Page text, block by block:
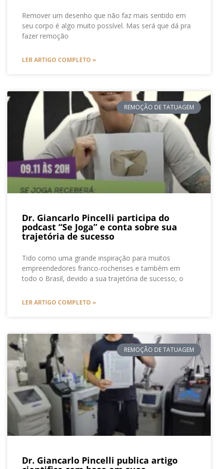
Remover um desenho que não faz mais sentido em
seu corpo é algo muito possível. Mas será que dá pra
fazer remoção
LER ARTIGO COMPLETO »
REMOÇÃO DE TATUAGEM
Dr. Giancarlo Pincelli participa do
podcast “Se Joga” e conta sobre sua
trajetória de sucesso
Tido como uma grande inspiração para muitos
empreendedores franco-rochenses e também em
todo o Brasil, devido a sua trajetória de sucesso, o
LER ARTIGO COMPLETO »
REMOÇÃO DE TATUAGEM
Dr. Giancarlo Pincelli publica artigo